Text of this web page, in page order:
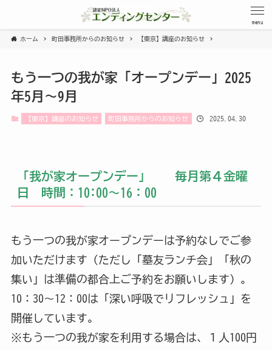
menu
ホーム 町田事務所からのお知らせ 【東京】講座のお知らせ
もう一つの我が家「オープンデー」2025
年5月～9月
【東京】講座のお知らせ 町田事務所からのお知らせ 2025.04.30
「我が家オープンデー」 毎月第４金曜
日 時間：10:00～16：00
もう一つの我が家オープンデーは予約なしでご参
加いただけます（ただし「墓友ランチ会」「秋の
集い」は準備の都合上ご予約をお願いします）。
10：30～12：00は「深い呼吸でリフレッシュ」を
開催しています。
※もう一つの我が家を利用する場合は、１人100円